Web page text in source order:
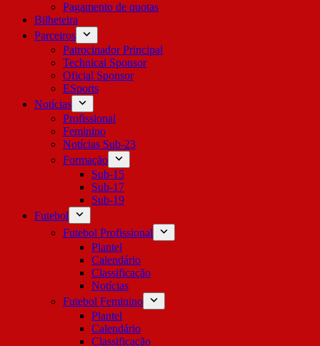
Pagamento de quotas
Bilheteira
Parceiros
Patrocinador Principal
Technical Sponsor
Oficial Sponsor
ESports
Notícias
Profissional
Feminino
Notícias Sub-23
Formação
Sub-15
Sub-17
Sub-19
Futebol
Futebol Profissional
Plantel
Calendário
Classificação
Notícias
Futebol Feminino
Plantel
Calendário
Classificação